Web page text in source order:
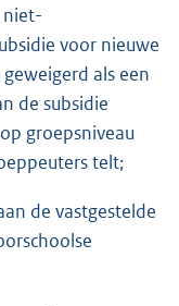
niet-
voor nieuwe
als een
de subsidie
groepsniveau
telt;
de vastgestelde